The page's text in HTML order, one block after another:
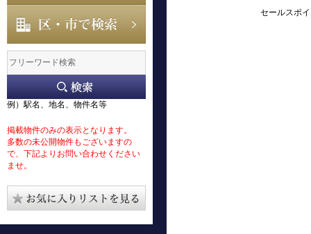
例）駅名、地名、物件名等
掲載物件のみの表示となります。
多数の未公開物件もございますの
で、下記よりお問い合わせください
ませ。
セールスポ